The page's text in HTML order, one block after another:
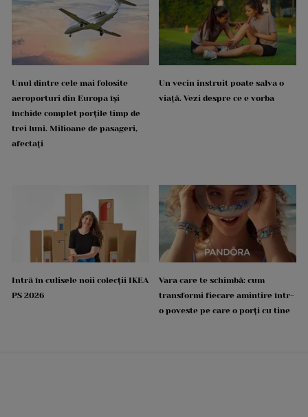
Unul dintre cele mai folosite
aeroporturi din Europa își
închide complet porțile timp de
trei luni. Milioane de pasageri,
afectați
Un vecin instruit poate salva o
viață. Vezi despre ce e vorba
Intră în culisele noii colecții IKEA
PS 2026
Vara care te schimbă: cum
transformi fiecare amintire într-
o poveste pe care o porți cu tine